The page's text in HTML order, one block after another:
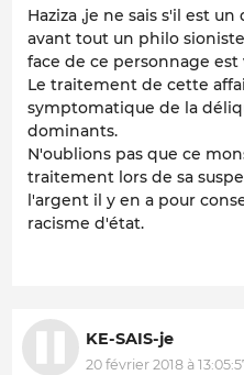
Haziza ,je ne sais s'il est
avant tout un philo
face de ce personnage
Le traitement de cette
symptomatique de la
dominants.
N'oublions pas que ce
traitement lors de sa
l'argent il y en a pour
racisme d'état.
KE-SAIS-je
20 février 2018 à